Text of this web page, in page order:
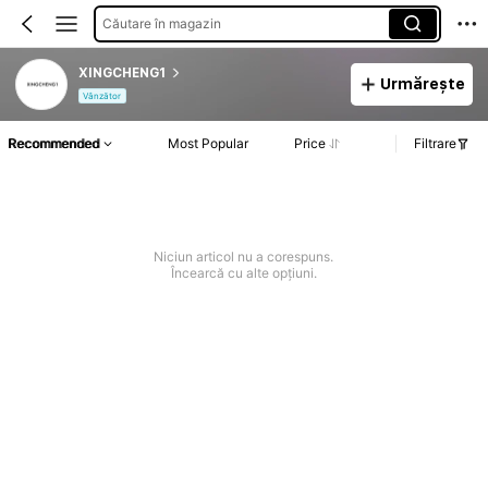
Căutare în magazin
XINGCHENG1
Vânzător
Urmărește
Recommended Most Popular Price Filtrare
Niciun articol nu a corespuns.
Încearcă cu alte opțiuni.